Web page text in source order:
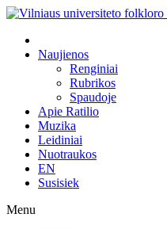
Naujienos
Renginiai
Rubrikos
Spaudoje
Apie Ratilio
Muzika
Leidiniai
Nuotraukos
EN
Susisiek
Menu